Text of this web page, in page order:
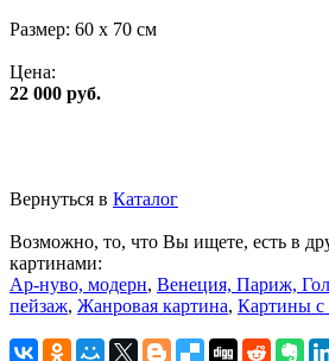
Размер: 60 x 70 см
Цена:
22 000 руб.
Вернуться в Каталог
Возможно, то, что Вы ищете, есть в
картинами:
Ар-нуво, модерн, Венеция, Париж,
пейзаж, Жанровая картина, Картины с